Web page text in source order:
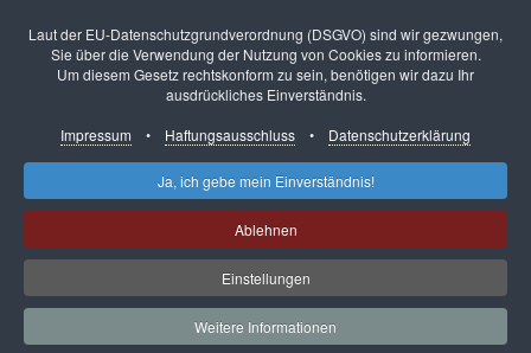
So finden Sie uns
Presse-Infos
Unser Service
Datenschutzerkärung
Heute
38
Insgesamt
121855
Laut der EU-Datenschutzgrundverordnung (DSGVO) sind wir gezwungen,
Sie über die Verwendung der Nutzung von Cookies zu informieren.
Um diesem Gesetz rechtskonform zu sein, benötigen wir dazu Ihr
ausdrückliches Einverständnis.
Impressum • Haftungsausschluss • Datenschutzerklärung
Ja, ich gebe mein Einverständnis!
Ablehnen
Einstellungen
Weitere Informationen